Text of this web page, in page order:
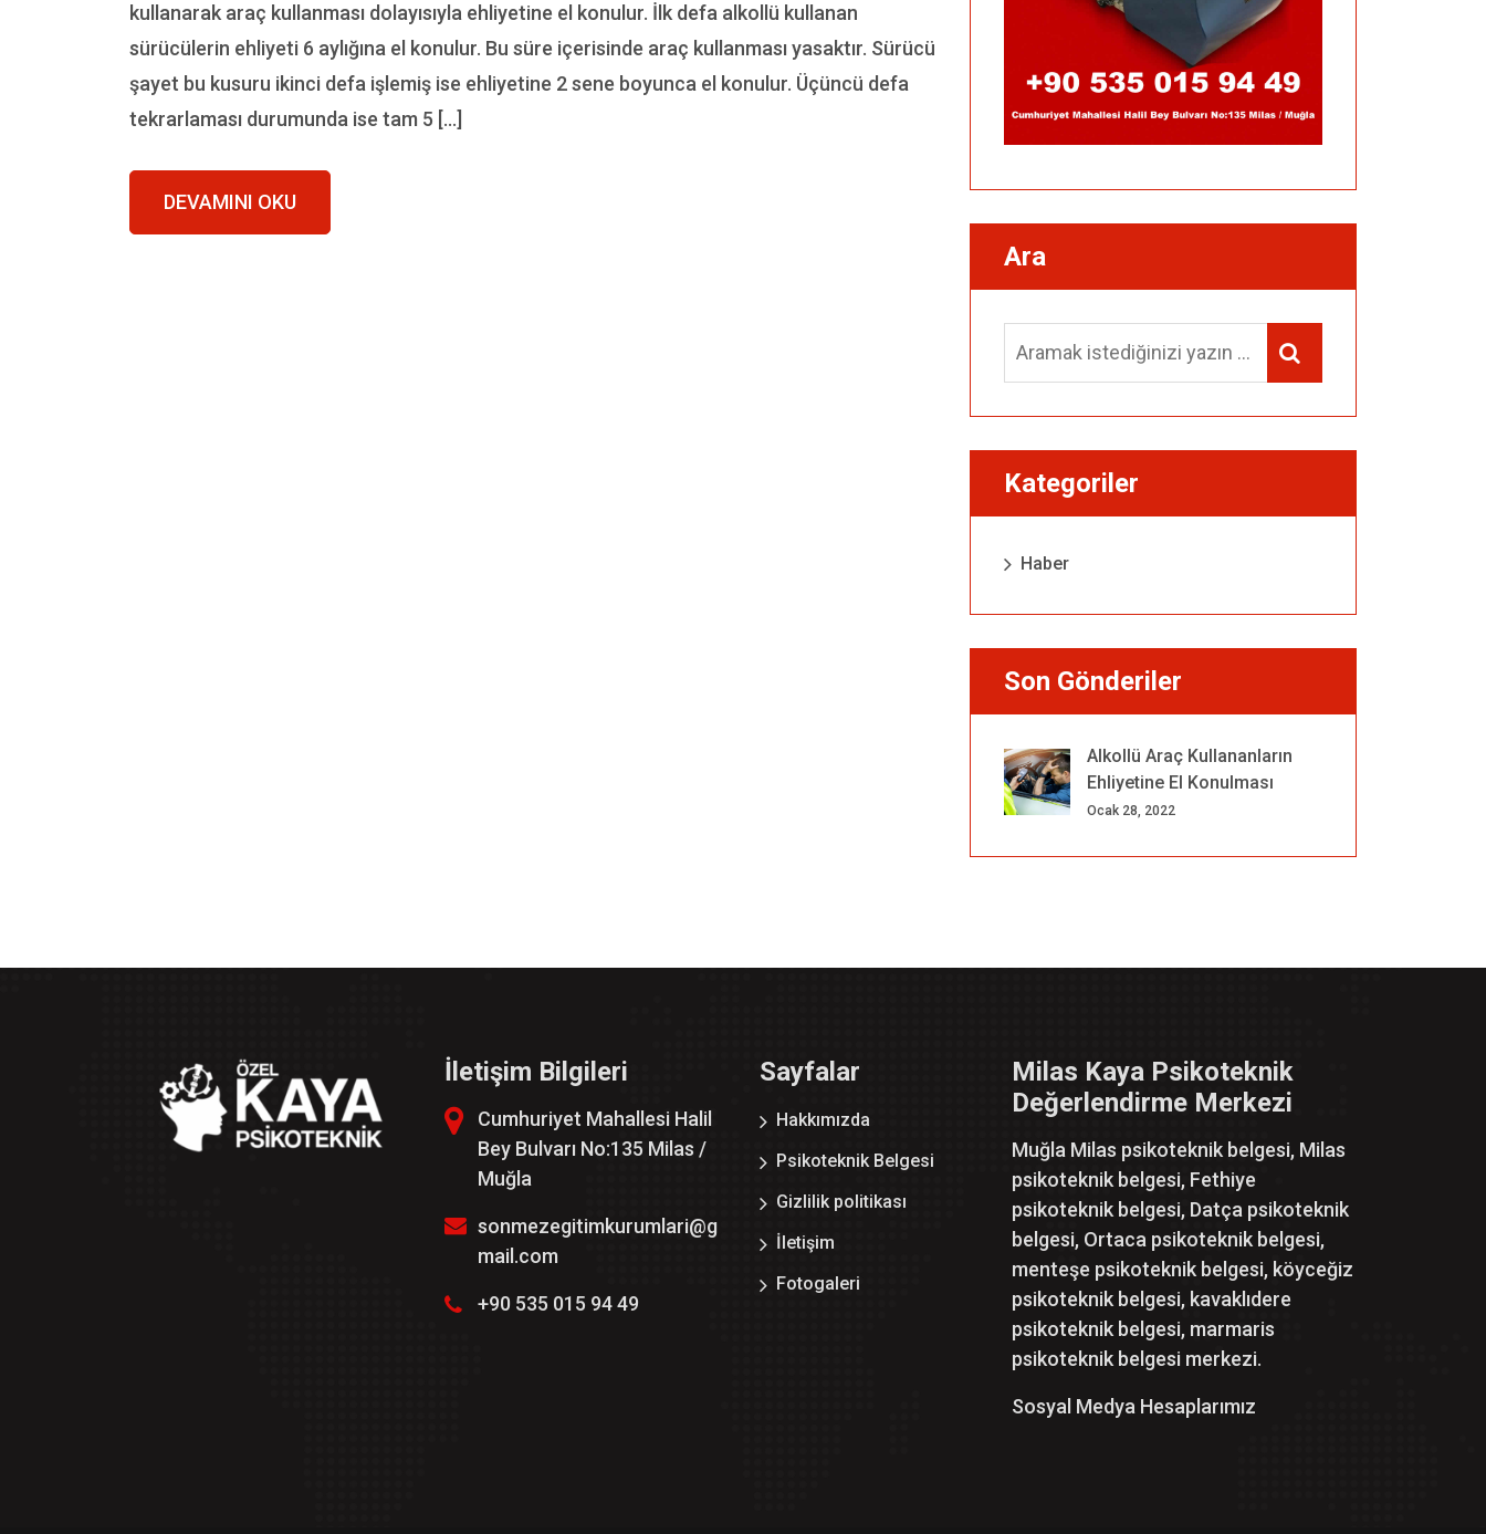
kullanarak araç kullanması dolayısıyla ehliyetine el konulur. İlk defa alkollü kullanan
sürücülerin ehliyeti 6 aylığına el konulur. Bu süre içerisinde araç kullanması yasaktır. Sürücü
şayet bu kusuru ikinci defa işlemiş ise ehliyetine 2 sene boyunca el konulur. Üçüncü defa
tekrarlaması durumunda ise tam 5 […]
DEVAMINI OKU
Ara
Aradığınız
Arat...
Kategoriler
Haber
Son Gönderiler
Alkollü Araç Kullananların
Ehliyetine El Konulması
Ocak 28, 2022
İletişim Bilgileri
Cumhuriyet Mahallesi Halil
Bey Bulvarı No:135 Milas /
Muğla
sonmezegitimkurumlari@g
mail.com
+90 535 015 94 49
Sayfalar
Hakkımızda
Psikoteknik Belgesi
Gizlilik politikası
İletişim
Fotogaleri
Milas Kaya Psikoteknik
Değerlendirme Merkezi
Muğla Milas psikoteknik belgesi, Milas
psikoteknik belgesi, Fethiye
psikoteknik belgesi, Datça psikoteknik
belgesi, Ortaca psikoteknik belgesi,
menteşe psikoteknik belgesi, köyceğiz
psikoteknik belgesi, kavaklıdere
psikoteknik belgesi, marmaris
psikoteknik belgesi merkezi.
Sosyal Medya Hesaplarımız